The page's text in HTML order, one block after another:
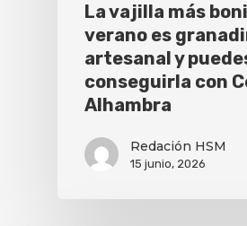
La vajilla más
verano es
artesanal y
conseguirla con
Alhambra
Redación HSM
15 junio, 2026